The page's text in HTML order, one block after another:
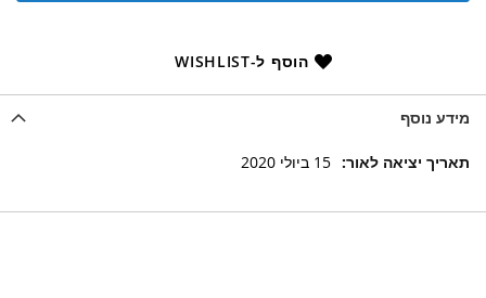
הוסף ל-WISHLIST
מידע נוסף
מידע
15 ביולי 2020